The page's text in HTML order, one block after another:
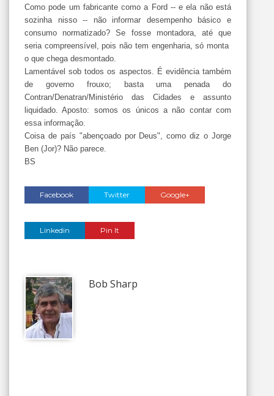
Como pode um fabricante como a Ford -- e ela não está
sozinha nisso -- não informar desempenho básico e
consumo normatizado? Se fosse montadora, até que
seria compreensível, pois não tem engenharia, só monta
o que chega desmontado.
Lamentável sob todos os aspectos. É evidência também
de governo frouxo; basta uma penada do
Contran/Denatran/Ministério das Cidades e assunto
liquidado. Aposto: somos os únicos a não contar com
essa informação.
Coisa de país "abençoado por Deus", como diz o Jorge
Ben (Jor)? Não parece.
BS
Facebook Twitter Google+
Linkedin Pin It
Bob Sharp